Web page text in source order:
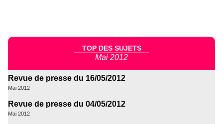
TOP DES SUJETS
Mai 2012
Revue de presse du 16/05/2012
Mai 2012
Revue de presse du 04/05/2012
Mai 2012